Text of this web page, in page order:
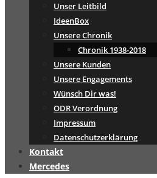
Unser Leitbild
IdeenBox
Unsere Chronik
Chronik 1938-2018
Unsere Kunden
Unsere Engagements
Wünsch Dir was!
ODR Verordnung
Impressum
Datenschutzerklärung
Kontakt
Mercedes